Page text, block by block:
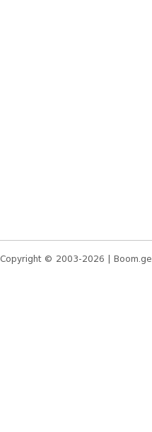
Copyright © 2003-2026 | Boom.ge